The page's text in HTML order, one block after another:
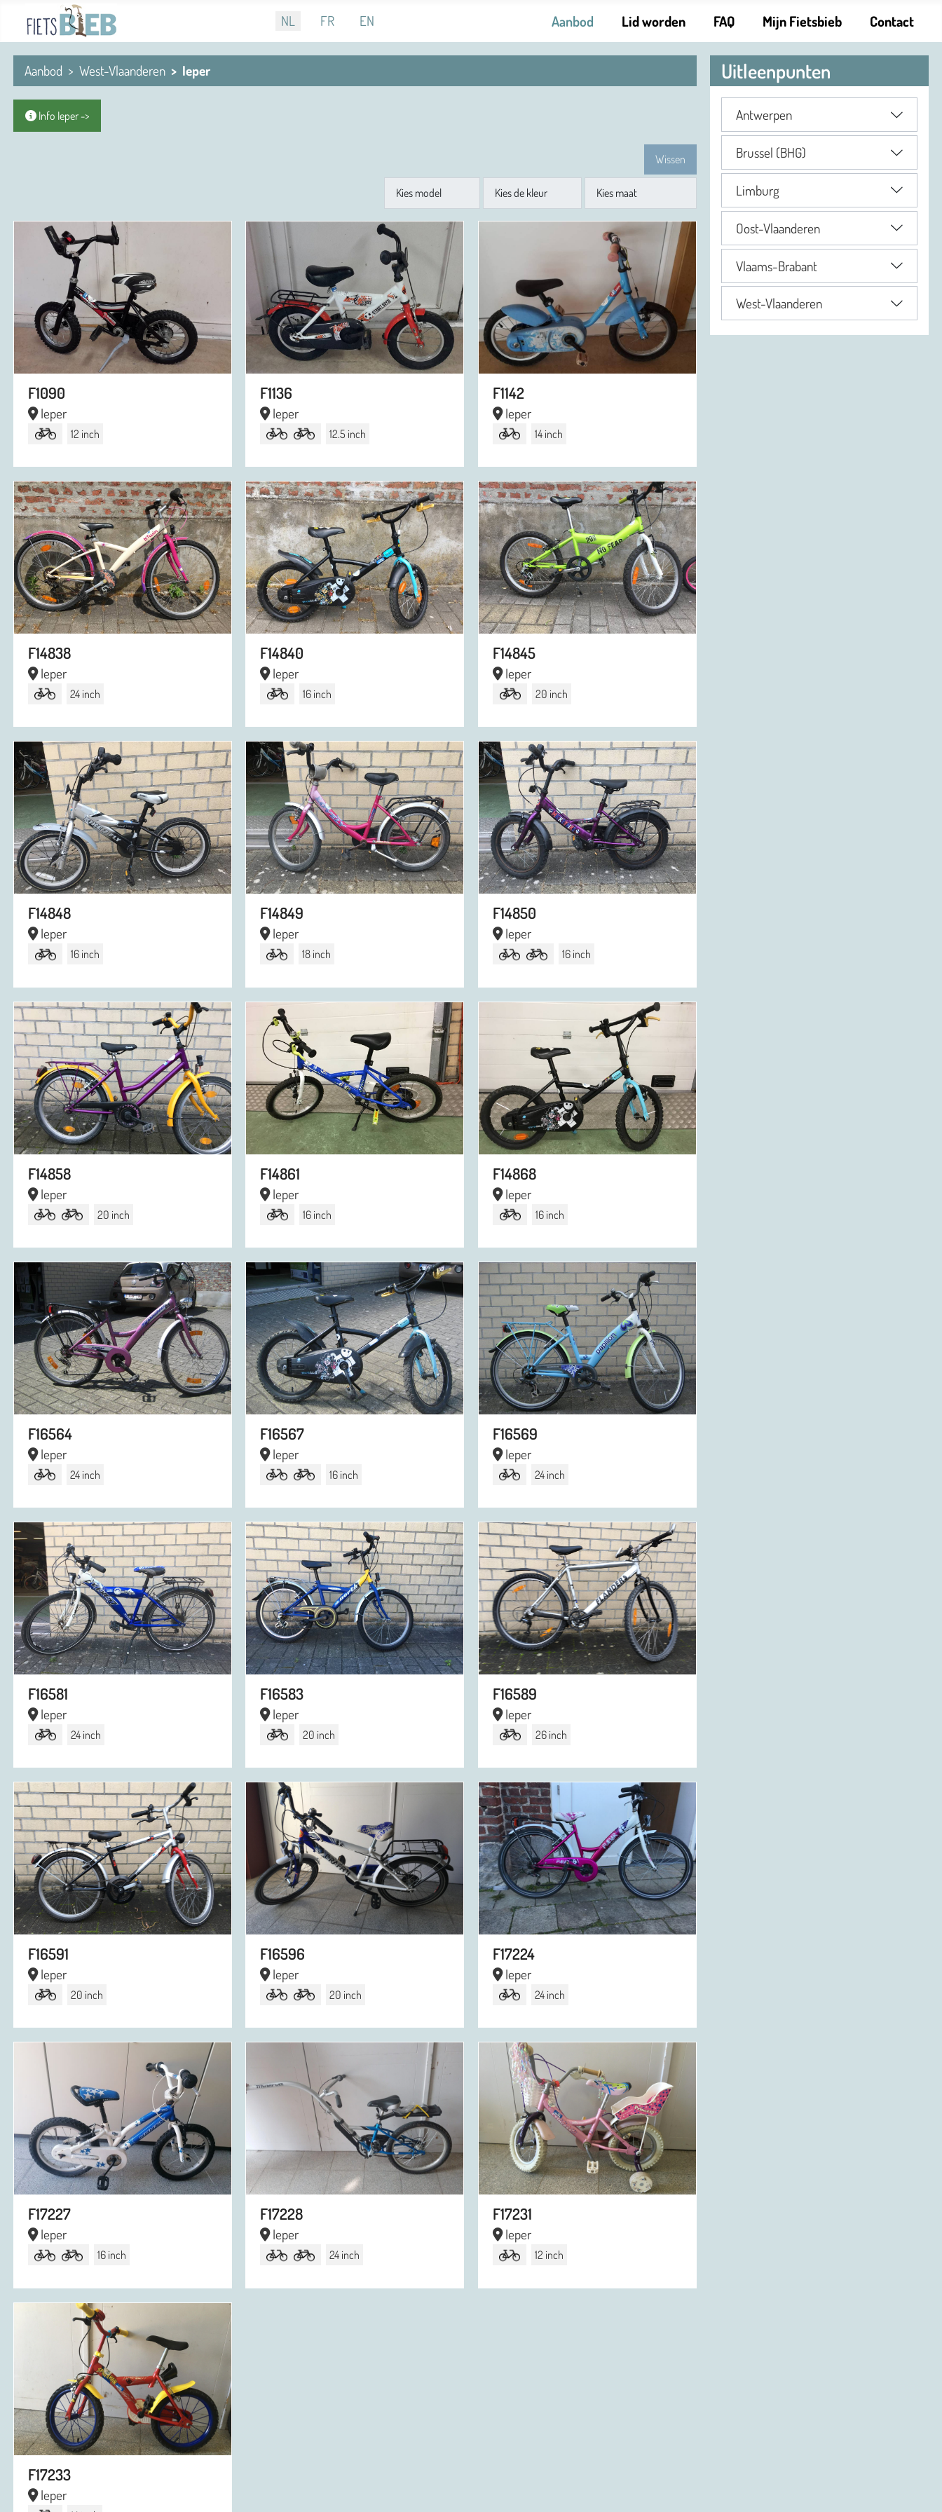
Selecteer de taal
NL FR EN Aanbod Lid worden FAQ Mijn Fietsbieb Contact
Aanbod West-Vlaanderen Ieper
Info Ieper ->
Wissen
Model Kleur Maat
F1090
Ieper
12 inch
F1136
Ieper
12.5 inch
F1142
Ieper
14 inch
F14838
Ieper
24 inch
F14840
Ieper
16 inch
F14845
Ieper
20 inch
F14848
Ieper
16 inch
F14849
Ieper
18 inch
F14850
Ieper
16 inch
F14858
Ieper
20 inch
F14861
Ieper
16 inch
F14868
Ieper
16 inch
F16564
Ieper
24 inch
F16567
Ieper
16 inch
F16569
Ieper
24 inch
F16581
Ieper
24 inch
F16583
Ieper
20 inch
F16589
Ieper
26 inch
F16591
Ieper
20 inch
F16596
Ieper
20 inch
F17224
Ieper
24 inch
F17227
Ieper
16 inch
F17228
Ieper
24 inch
F17231
Ieper
12 inch
F17233
Ieper
Uitleenpunten
Antwerpen
Brussel (BHG)
Limburg
Oost-Vlaanderen
Vlaams-Brabant
West-Vlaanderen